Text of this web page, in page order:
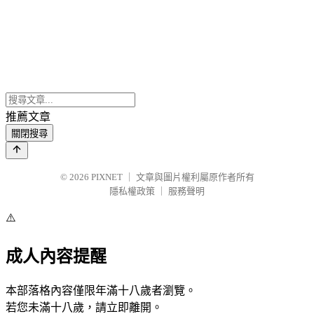
推薦文章
關閉搜尋
© 2026 PIXNET
文章與圖片權利屬原作者所有
隱私權政策
服務聲明
⚠️
成人內容提醒
本部落格內容僅限年滿十八歲者瀏覽。
若您未滿十八歲，請立即離開。